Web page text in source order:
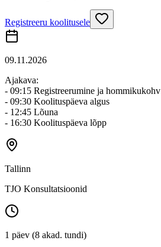
Registreeru koolitusele
09.11.2026
Ajakava:
- 09:15 Registreerumine ja hommikukohv
- 09:30 Koolituspäeva algus
- 12:45 Lõuna
- 16:30 Koolituspäeva lõpp
Tallinn
TJO Konsultatsioonid
1 päev (8 akad. tundi)